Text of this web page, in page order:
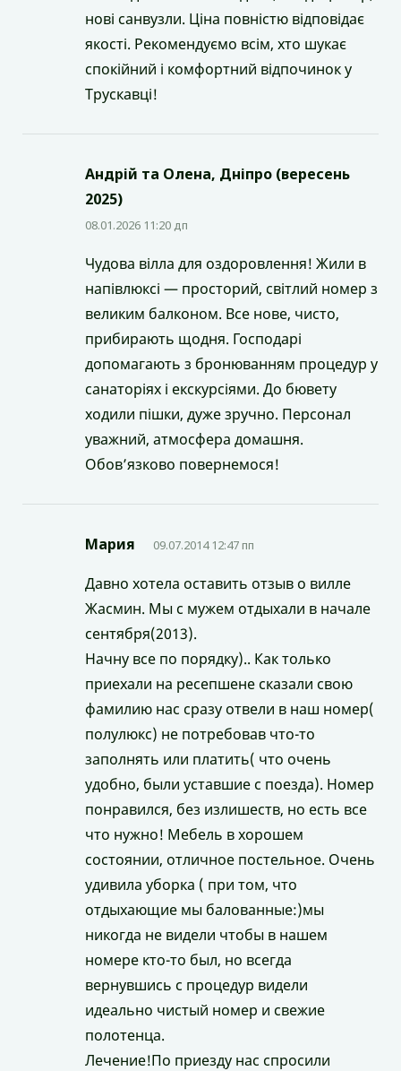
нові санвузли. Ціна повністю відповідає
якості. Рекомендуємо всім, хто шукає
спокійний і комфортний відпочинок у
Трускавці!
Андрій та Олена, Дніпро (вересень
2025)
08.01.2026 11:20 дп
Чудова вілла для оздоровлення! Жили в
напівлюксі — просторий, світлий номер з
великим балконом. Все нове, чисто,
прибирають щодня. Господарі
допомагають з бронюванням процедур у
санаторіях і екскурсіями. До бювету
ходили пішки, дуже зручно. Персонал
уважний, атмосфера домашня.
Обов’язково повернемося!
Мария 09.07.2014 12:47 пп
Давно хотела оставить отзыв о вилле
Жасмин. Мы с мужем отдыхали в начале
сентября(2013).
Начну все по порядку).. Как только
приехали на ресепшене сказали свою
фамилию нас сразу отвели в наш номер(
полулюкс) не потребовав что-то
заполнять или платить( что очень
удобно, были уставшие с поезда). Номер
понравился, без излишеств, но есть все
что нужно! Мебель в хорошем
состоянии, отличное постельное. Очень
удивила уборка ( при том, что
отдыхающие мы балованные:)мы
никогда не видели чтобы в нашем
номере кто-то был, но всегда
вернувшись с процедур видели
идеально чистый номер и свежие
полотенца.
Лечение!По приезду нас спросили